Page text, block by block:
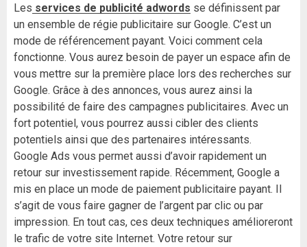
Les services de publicité adwords se définissent par
un ensemble de régie publicitaire sur Google. C’est un
mode de référencement payant. Voici comment cela
fonctionne. Vous aurez besoin de payer un espace afin de
vous mettre sur la première place lors des recherches sur
Google. Grâce à des annonces, vous aurez ainsi la
possibilité de faire des campagnes publicitaires. Avec un
fort potentiel, vous pourrez aussi cibler des clients
potentiels ainsi que des partenaires intéressants.
Google Ads vous permet aussi d’avoir rapidement un
retour sur investissement rapide. Récemment, Google a
mis en place un mode de paiement publicitaire payant. II
s’agit de vous faire gagner de l’argent par clic ou par
impression. En tout cas, ces deux techniques amélioreront
le trafic de votre site Internet. Votre retour sur